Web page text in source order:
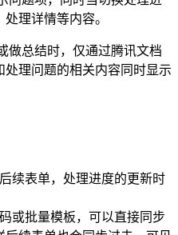
理详情等内容。
做总结时，仅通过腾讯文档
理问题的相关内容同时显示
续表单，处理进度的更新时
或批量模板，可以直接同步